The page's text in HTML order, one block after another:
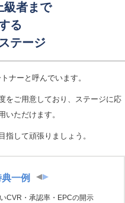
級者まで
る
テージ
ナーと呼んでいます。
をご用意しており、ステージに応
いただけます。
して頑張りましょう。
一例
CVR・承認率・EPCの開示